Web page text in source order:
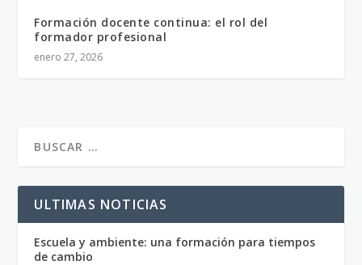
Formación docente continua: el rol del
formador profesional
enero 27, 2026
ULTIMAS NOTICIAS
Escuela y ambiente: una formación para tiempos
de cambio